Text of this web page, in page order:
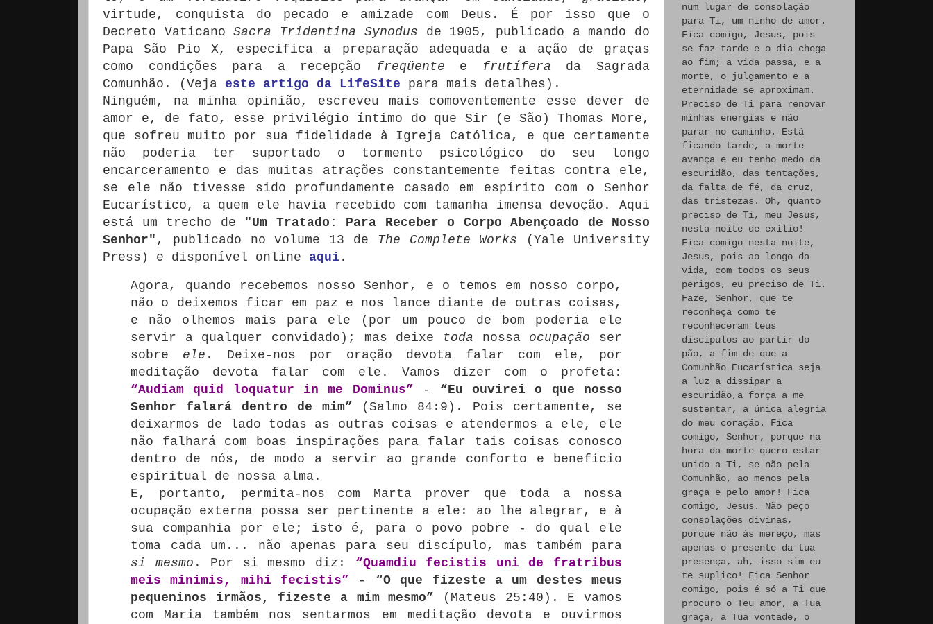
virtude, conquista do pecado e amizade com Deus.
É por isso que o
Decreto VaticanoSacra Tridentina Synodus de 1905, publicado a mando do
Papa São Pio X, especifica a preparação adequada e a ação de graças
como condições para a recepção
freqüente e frutífera da Sagrada
Comunhão.
(Veja este artigo da LifeSite para mais detalhes).
Ninguém, na minha opinião, escreveu mais comoventemente esse dever de
amor e, de fato, esse privilégio íntimo do que Sir (e São) Thomas More,
que sofreu muito por sua fidelidade à Igreja Católica, e que certamente
não poderia ter suportado o tormento psicológico do seu longo
encarceramento e das muitas atrações constantemente feitas contra ele,
se ele não tivesse sido profundamente casado em espírito com o Senhor
Eucarístico, a quem ele havia recebido com tamanha imensa devoção.
Aqui
está um trecho de "Um Tratado: Para Receber o Corpo Abençoado de Nosso
Senhor" , publicado no volume 13 de The Complete Works (Yale University
Press) e disponível online aqui .
Agora, quando recebemos nosso Senhor, e o temos em nosso corpo,
não o deixemos ficar em paz e nos lance diante de outras coisas,
e não olhemos mais para ele (por um pouco de bom poderia ele
servir a qualquer convidado);
mas deixe toda nossa ocupação ser
sobre ele .
Deixe-nos por oração devota falar com ele, por
meditação devota falar com ele.
Vamos dizer com o profeta:
“Audiam quid loquatur in me Dominus” - “Eu ouvirei o que nosso
Senhor falará dentro de mim” (Salmo 84:9).
Pois certamente, se
deixarmos de lado todas as outras coisas e atendermos a ele, ele
não falhará com boas inspirações para falar tais coisas conosco
dentro de nós, de modo a servir ao grande conforto e benefício
espiritual de nossa alma.
E, portanto, permita-nos com Marta prover que toda a nossa
ocupação externa possa ser pertinente a ele: ao lhe alegrar, e à
sua companhia por ele;
isto é, para o povo pobre - do qual ele
toma cada um... não apenas para seu discípulo, mas também para
si mesmo . Por si mesmo diz: “Quamdiu fecistis uni de fratribus
meis minimis, mihi fecistis” - “O que fizeste a um destes meus
pequeninos irmãos, fizeste a mim mesmo” (Mateus 25:40).
E vamos
com Maria também nos sentarmos em meditação devota e ouvirmos
num lugar de consolação
para Ti, um ninho de amor.
Fica comigo, Jesus, pois
se faz tarde e o dia chega
ao fim; a vida passa, e a
morte, o julgamento e a
eternidade se aproximam.
Preciso de Ti para renovar
minhas energias e não
parar no caminho. Está
ficando tarde, a morte
avança e eu tenho medo da
escuridão, das tentações,
da falta de fé, da cruz,
das tristezas. Oh, quanto
preciso de Ti, meu Jesus,
nesta noite de exílio!
Fica comigo nesta noite,
Jesus, pois ao longo da
vida, com todos os seus
perigos, eu preciso de Ti.
Faze, Senhor, que te
reconheça como te
reconheceram teus
discípulos ao partir do
pão, a fim de que a
Comunhão Eucarística seja
a luz a dissipar a
escuridão,a força a me
sustentar, a única alegria
do meu coração. Fica
comigo, Senhor, porque na
hora da morte quero estar
unido a Ti, se não pela
Comunhão, ao menos pela
graça e pelo amor! Fica
comigo, Jesus. Não peço
consolações divinas,
porque não às mereço, mas
apenas o presente da tua
presença, ah, isso sim eu
te suplico! Fica Senhor
comigo, pois é só a Ti que
procuro o Teu amor, a Tua
graça, a Tua vontade, o